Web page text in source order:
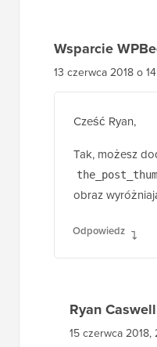
Wsparcie
13 czerwca 2018 o
Cześć Ryan,
Tak, możesz
obraz
Odpowiedz
Ryan Caswell
15 czerwca 2018,